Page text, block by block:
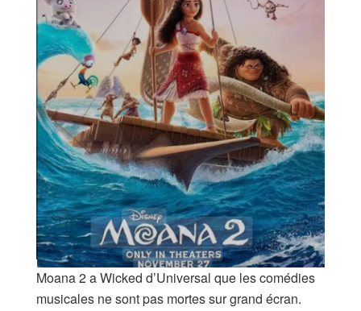
Moana 2 a Wicked d’Universal que les comédies
musicales ne sont pas mortes sur grand écran.